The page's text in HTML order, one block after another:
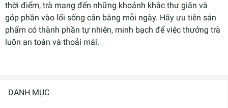
DANH MỤC
thời điểm, trà mang đến những khoảnh khắc thư giãn và
góp phần vào lối sống cân bằng mỗi ngày. Hãy ưu tiên sản
phẩm có thành phần tự nhiên, minh bạch để việc thưởng trà
luôn an toàn và thoải mái.